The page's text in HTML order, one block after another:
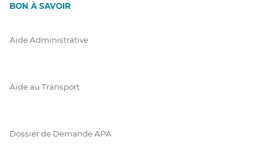
BON À SAVOIR
Aide Administrative
Aide au Transport
Dossier de Demande APA